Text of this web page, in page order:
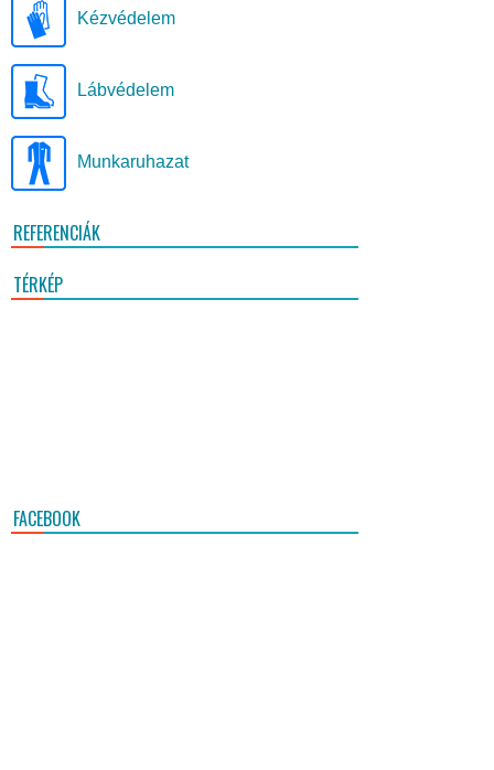
Kézvédelem
Lábvédelem
Munkaruhazat
REFERENCIÁK
TÉRKÉP
FACEBOOK